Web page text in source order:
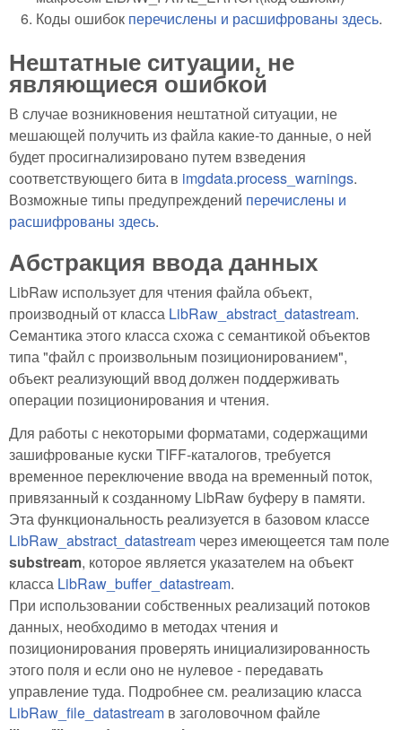
Коды ошибок перечислены и расшифрованы здесь.
Нештатные ситуации, не
являющиеся ошибкой
В случае возникновения нештатной ситуации, не
мешающей получить из файла какие-то данные, о ней
будет просигнализировано путем взведения
соответствующего бита в imgdata.process_warnings.
Возможные типы предупреждений перечислены и
расшифрованы здесь.
Абстракция ввода данных
LibRaw использует для чтения файла объект,
производный от класса LibRaw_abstract_datastream.
Cемантика этого класса схожа с семантикой объектов
типа "файл с произвольным позиционированием",
объект реализующий ввод должен поддерживать
операции позиционирования и чтения.
Для работы с некоторыми форматами, содержащими
зашифрованые куски TIFF-каталогов, требуется
временное переключение ввода на временный поток,
привязанный к созданному LibRaw буферу в памяти.
Эта функциональность реализуется в базовом классе
LibRaw_abstract_datastream через имеющеется там поле
substream, которое является указателем на объект
класса LibRaw_buffer_datastream.
При использовании собственных реализаций потоков
данных, необходимо в методах чтения и
позиционирования проверять инициализированность
этого поля и если оно не нулевое - передавать
управление туда. Подробнее см. реализацию класса
LibRaw_file_datastream в заголовочном файле